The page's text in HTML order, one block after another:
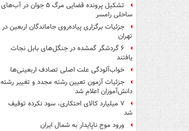
تشکیل پرونده قضایی مرگ ۵ جوان در آب‌های
ساحلی رامسر
جزئیات برگزاری پیاده‌روی جاماندگان اربعین در
تهران
۶ گردشگر گمشده در جنگل‌های بابل نجات
یافتند
خواب‌آلودگی علت اصلی تصادف اربعینی‌ها
جزئیات آزمون تعیین رشته مجدد و تغییر رشته
دانش‌آموزان اعلام شد
۷ میلیارد کالای احتکاری، سود نکرده توقیف
شد
ورود موج ناپایدار به شمال ایران